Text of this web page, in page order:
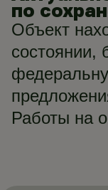
по
Объект
состоянии,
Работы на